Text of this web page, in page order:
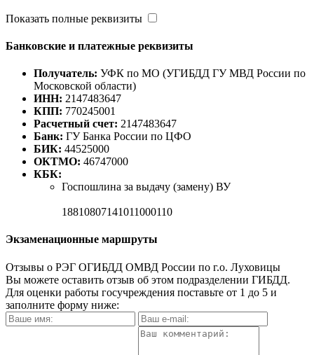
Показать полные реквизиты
Банковские и платежные реквизиты
Получатель: УФК по МО (УГИБДД ГУ МВД России по
Московской области)
ИНН: 2147483647
КПП: 770245001
Расчетный счет: 2147483647
Банк: ГУ Банка России по ЦФО
БИК: 44525000
ОКТМО: 46747000
КБК:
Госпошлина за выдачу (замену) ВУ
18810807141011000110
Экзаменационные маршруты
Отзывы о РЭГ ОГИБДД ОМВД России по г.о. Луховицы
Вы можете оставить отзыв об этом подразделении ГИБДД.
Для оценки работы госучреждения поставьте от 1 до 5 и
заполните форму ниже: